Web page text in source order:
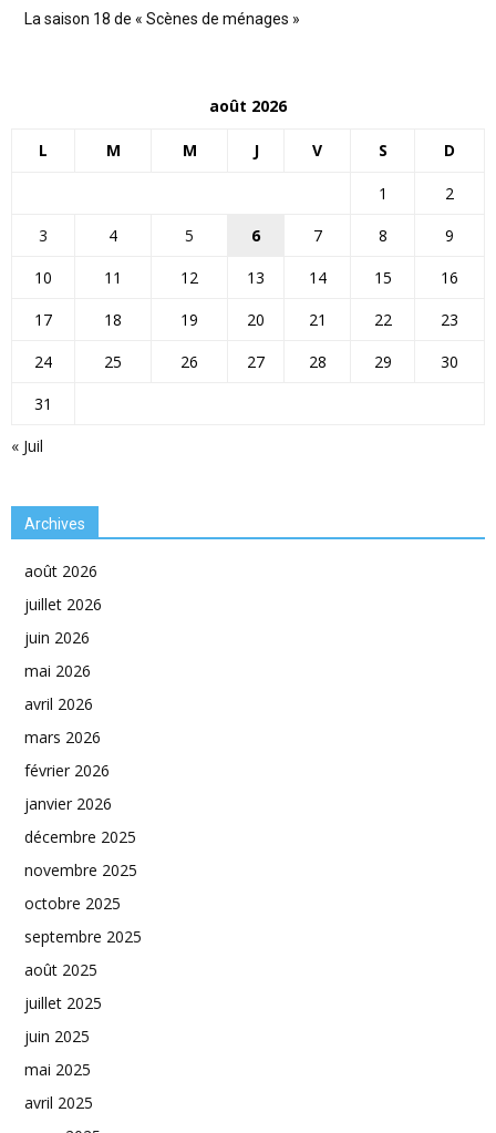
La saison 18 de « Scènes de ménages »
août 2026
L M M J V S D
« Juil
1
2
3
4 5 6 7 8
9
10
11 12 13 14 15
16
17
18 19 20 21 22
23
24
25 26 27 28 29
30
31
Archives
août 2026
juillet 2026
juin 2026
mai 2026
avril 2026
mars 2026
février 2026
janvier 2026
décembre 2025
novembre 2025
octobre 2025
septembre 2025
août 2025
juillet 2025
juin 2025
mai 2025
avril 2025